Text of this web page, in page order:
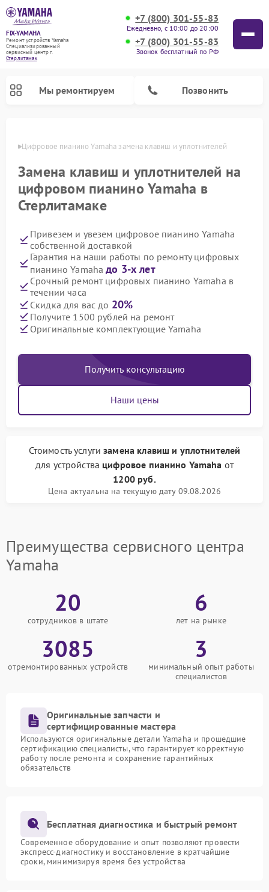
FIX-YAMAHA
Ремонт устройств Yamaha
Специализированный
cервисный центр г.
Стерлитамак
+7 (800) 301-55-83
Ежедневно, с 10:00 до 20:00
+7 (800) 301-55-83
Звонок бесплатный по РФ
Мы ремонтируем Позвонить
Цифровое пианино Yamaha замена клавиш и уплотнителей
Замена клавиш и уплотнителей на
цифровом пианино Yamaha в
Стерлитамаке
Привезем и увезем цифровое пианино Yamaha
собственной доставкой
Гарантия на наши работы по ремонту цифровых
пианино Yamahaдо 3-х лет
Срочный ремонт цифровых пианино Yamaha в
течении часа
Скидка для вас до 20%
Получите 1500 рублей на ремонт
Оригинальные комплектующие Yamaha
Получить консультацию
Наши цены
Стоимость услугизамена клавиш и уплотнителей
для устройства цифровое пианино Yamaha от
1200 руб.
Цена актуальна на текущую дату 09.08.2026
Преимущества сервисного центра
Yamaha
20
сотрудников в штате
6
лет на рынке
3085
отремонтированных устройств
3
минимальный опыт работы
специалистов
Оригинальные запчасти и
сертифицированные мастера
Используются оригинальные детали Yamaha и прошедшие
сертификацию специалисты, что гарантирует корректную
работу после ремонта и сохранение гарантийных
обязательств
Бесплатная диагностика и быстрый ремонт
Современное оборудование и опыт позволяют провести
экспресс-диагностику и восстановление в кратчайшие
сроки, минимизируя время без устройства